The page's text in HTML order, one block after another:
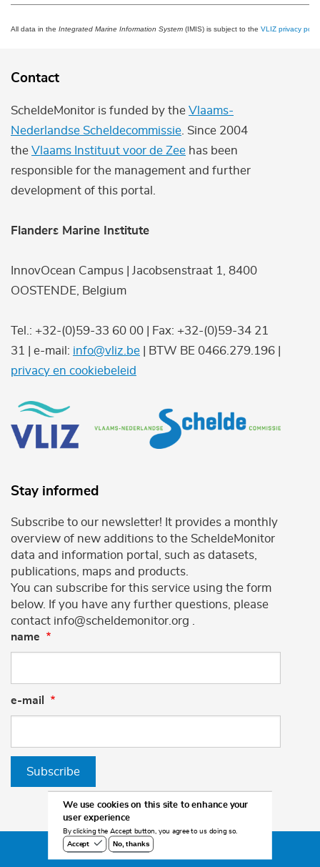
All data in the Integrated Marine Information System (IMIS) is subject to the VLIZ privacy
Contact
ScheldeMonitor is funded by the Vlaams-
Nederlandse Scheldecommissie . Since 2004
the Vlaams Instituut voor de Zee has been
responsible for the management and further
development of this portal.
Flanders Marine Institute
InnovOcean Campus | Jacobsenstraat 1, 8400
OOSTENDE, Belgium
Tel.: +32-(0)59-33 60 00 | Fax: +32-(0)59-34 21
31 | e-mail: info@vliz.be | BTW BE 0466.279.196 |
privacy en cookiebeleid
Stay informed
Subscribe to our newsletter! It provides a monthly
overview of new additions to the ScheldeMonitor
data and information portal, such as datasets,
publications, maps and products.
You can subscribe for this service using the form
below. If you have any further questions, please
contact info@scheldemonitor.org .
name
e-mail
Subscribe
©2026 Scheldemonitor
We use cookies on this site to enhance your
user experience
By clicking the Accept button, you agree to us doing so.
Accept
No, thanks